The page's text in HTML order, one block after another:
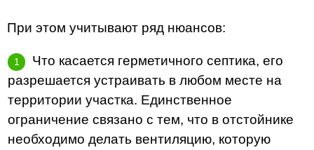
При этом учитывают ряд нюансов:
Что касается герметичного септика, его
разрешается устраивать в любом месте на
территории участка. Единственное
ограничение связано с тем, что в отстойнике
необходимо делать вентиляцию, которую